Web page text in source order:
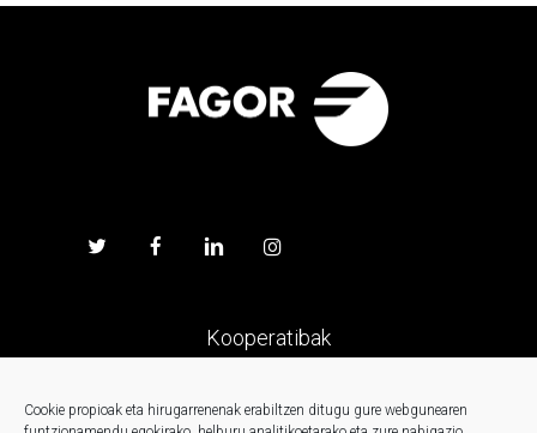
Cookie propioak eta hirugarrenenak erabiltzen ditugu gure webgunearen
Kooperatibak
Prentsa